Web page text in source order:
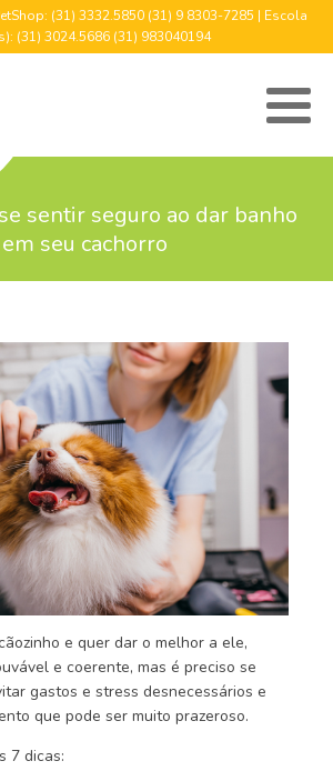
(31) 3332.5850 (31) 9 8303-7285 | Escola
(31) 3024.5686 (31) 983040194
sentir seguro ao dar banho
em seu cachorro
e quer dar o melhor a ele,
e coerente, mas é preciso se
gastos e stress desnecessários e
que pode ser muito prazeroso.
7 dicas: